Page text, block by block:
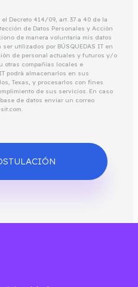
Decreto 414/09, art. 37 a 40 de la
de Datos Personales y Acción
de manera voluntaria mis datos
utilizados por BÚSQUEDAS IT en
de personal actuales y futuros y/o
otras compañías locales e
podrá almacenarlos en sus
Texas, y procesarlos con fines
de sus servicios. En caso
de datos enviar un correo